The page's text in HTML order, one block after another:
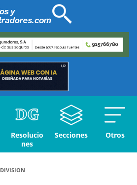
Resolucio
nes
Secciones Otros
DIVISION